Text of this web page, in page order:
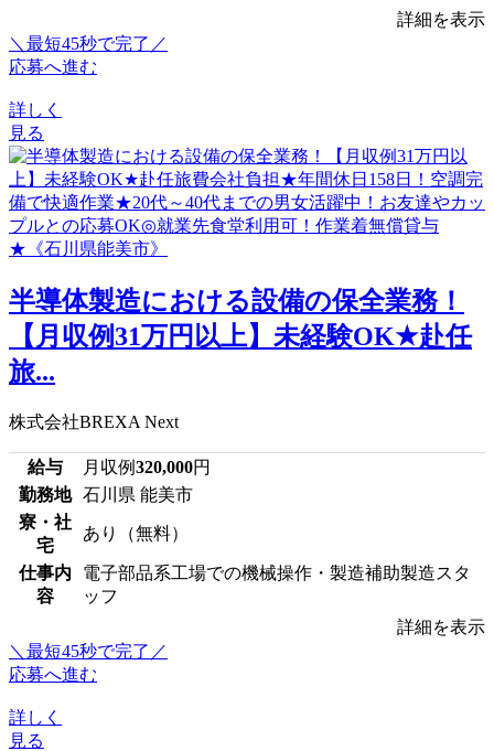
詳細を表示
＼最短45秒で完了／
応募へ進む
詳しく
見る
半導体製造における設備の保全業務！
【月収例31万円以上】未経験OK★赴任
旅...
株式会社BREXA Next
給与 月収例320,000円
勤務地 石川県 能美市
寮・社
宅
あり（無料）
仕事内
容
電子部品系工場での機械操作・製造補助製造スタ
ッフ
詳細を表示
＼最短45秒で完了／
応募へ進む
詳しく
見る